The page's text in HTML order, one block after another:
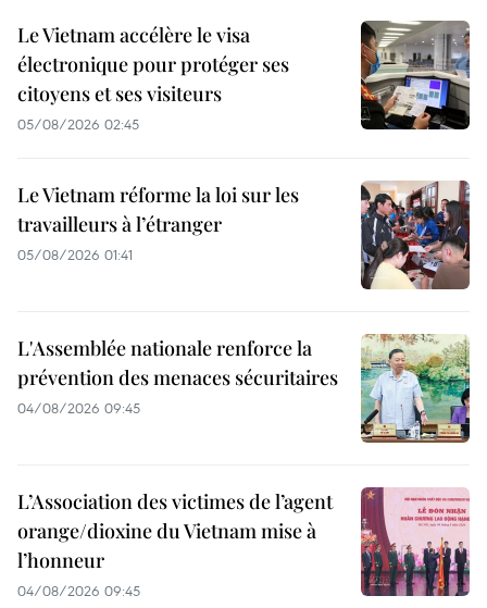
Le Vietnam accélère le visa
électronique pour protéger ses
citoyens et ses visiteurs
05/08/2026 02:45
Le Vietnam réforme la loi sur les
travailleurs à l’étranger
05/08/2026 01:41
L'Assemblée nationale renforce la
prévention des menaces sécuritaires
04/08/2026 09:45
L’Association des victimes de l’agent
orange/dioxine du Vietnam mise à
l’honneur
04/08/2026 09:45